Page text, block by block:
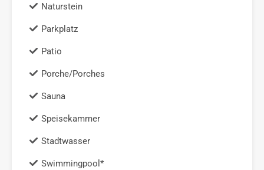
Naturstein
Parkplatz
Patio
Porche/Porches
Sauna
Speisekammer
Stadtwasser
Swimmingpool*